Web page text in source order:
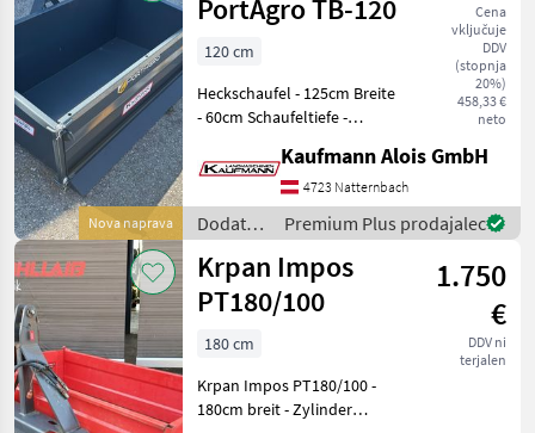
/
Klesberg
Nova naprava
PortAgro TB-120
Cena
vključuje
DDV
(stopnja
20%)
458,33 €
neto
120 cm
Heckschaufel - 125cm Breite
- 60cm Schaufeltiefe -
mechanisch kippbar - KAT1
weitere Größen auf Lager:
TB-140 VK: 600, - inkl 20%
Mw
Kaufmann Alois GmbH
4723 Natternbach
Dodatna
oprema
za
traktorje
/
Sonstige
Premium Plus prodajalec
Krpan Impos
PT180/100
1.750
€
DDV ni
terjalen
180 cm
Krpan Impos PT180/100 -
180cm breit - Zylinder